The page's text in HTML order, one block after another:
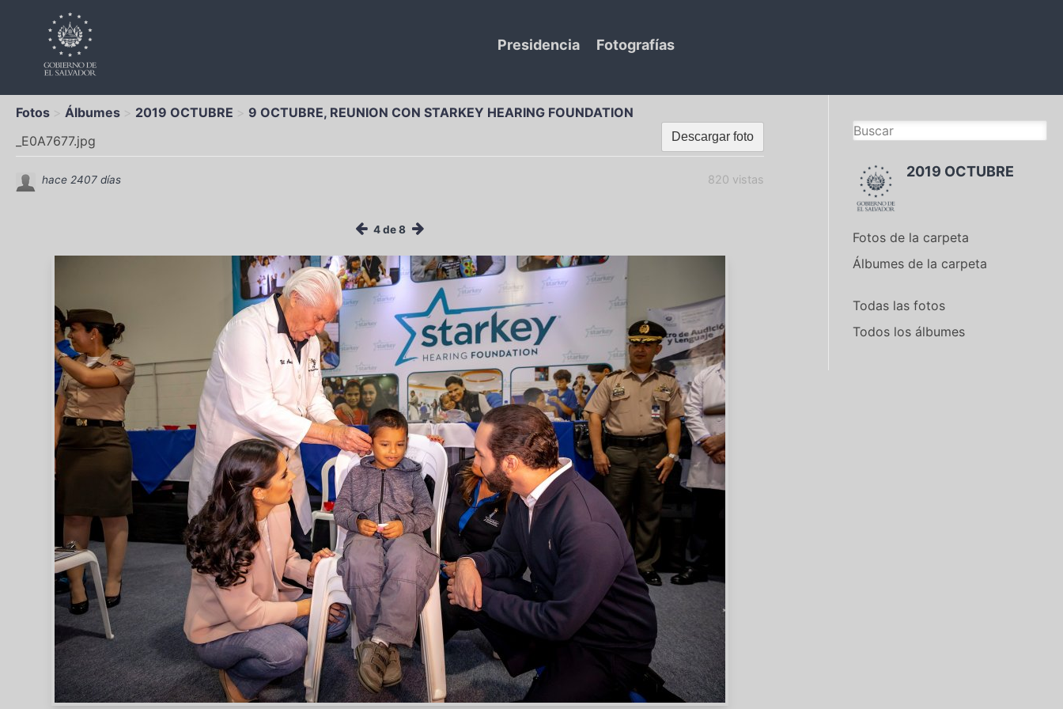
Presidencia Fotografías
Fotos Álbumes 2019 OCTUBRE 9 OCTUBRE, REUNION CON STARKEY HEARING FOUNDATION
Descargar foto
_E0A7677.jpg
820 vistas
hace 2407 días
4 de 8
2019 OCTUBRE
Fotos de la carpeta
Álbumes de la carpeta
Todas las fotos
Todos los álbumes